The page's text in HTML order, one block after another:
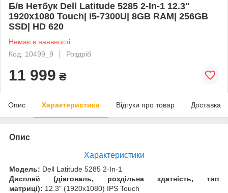
Б/в Нетбук Dell Latitude 5285 2-In-1 12.3"
1920x1080 Touch| i5-7300U| 8GB RAM| 256GB
SSD| HD 620
Немає в наявності
Код: 10499_9
Роздріб
11 999 ₴
Опис Характеристики Відгуки про товар Доставка
Опис
Характеристики
Модель: Dell Latitude 5285 2-In-1
Дисплей (діагональ, роздільна здатність, тип
матриці): 12.3" (1920x1080) IPS Touch